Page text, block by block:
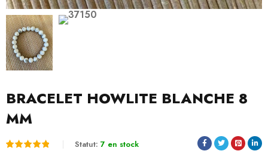
BRACELET HOWLITE BLANCHE 8
MM
Statut: 7 en stock